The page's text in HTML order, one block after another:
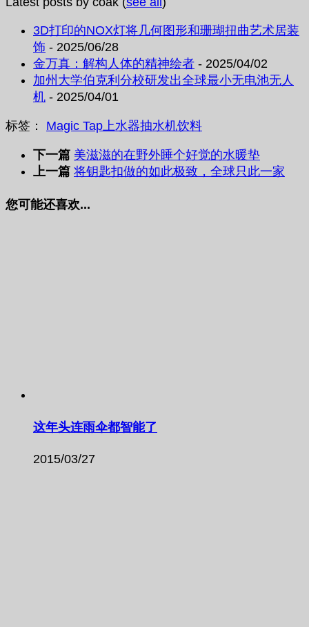
3D打印的NOX灯将几何图形和珊瑚扭曲艺术居装
饰 - 2025/06/28
金万真：解构人体的精神绘者 - 2025/04/02
加州大学伯克利分校研发出全球最小无电池无人
机 - 2025/04/01
标签： Magic Tap 上水器抽水机饮料
下一篇 美滋滋的在野外睡个好觉的水暖垫
上一篇 将钥匙扣做的如此极致，全球只此一家
您可能还喜欢...
这年头连雨伞都智能了
2015/03/27